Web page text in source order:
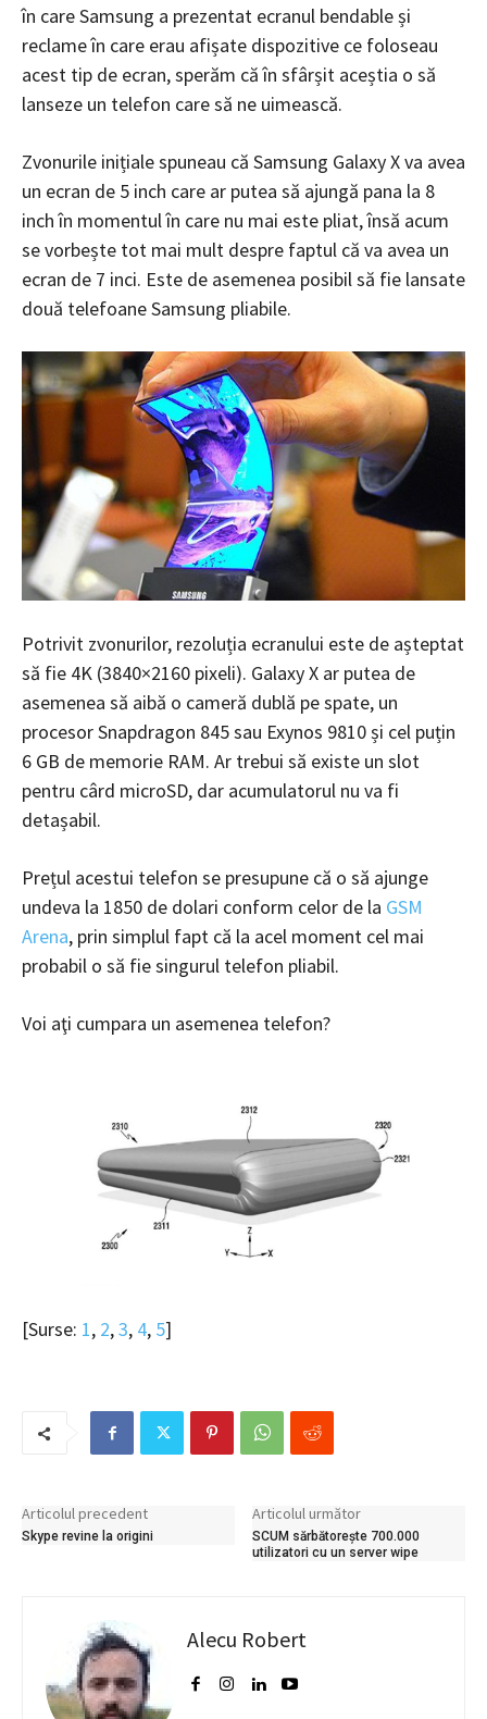
în care Samsung a prezentat ecranul bendable și
reclame în care erau afișate dispozitive ce foloseau
acest tip de ecran, sperăm că în sfârșit aceștia o să
lanseze un telefon care să ne uimească.
Zvonurile inițiale spuneau că Samsung Galaxy X va avea
un ecran de 5 inch care ar putea să ajungă pana la 8
inch în momentul în care nu mai este pliat, însă acum
se vorbește tot mai mult despre faptul că va avea un
ecran de 7 inci. Este de asemenea posibil să fie lansate
două telefoane Samsung pliabile.
Potrivit zvonurilor, rezoluția ecranului este de așteptat
să fie 4K (3840×2160 pixeli). Galaxy X ar putea de
asemenea să aibă o cameră dublă pe spate, un
procesor Snapdragon 845 sau Exynos 9810 și cel puțin
6 GB de memorie RAM. Ar trebui să existe un slot
pentru cârd microSD, dar acumulatorul nu va fi
detașabil.
Prețul acestui telefon se presupune că o să ajunge
undeva la 1850 de dolari conform celor de la GSM
Arena, prin simplul fapt că la acel moment cel mai
probabil o să fie singurul telefon pliabil.
Voi aţi cumpara un asemenea telefon?
[Surse: 1, 2,3, 4, 5]
Articolul precedent
Skype revine la origini
Articolul următor
SCUM sărbătorește 700.000
utilizatori cu un server wipe
Alecu Robert